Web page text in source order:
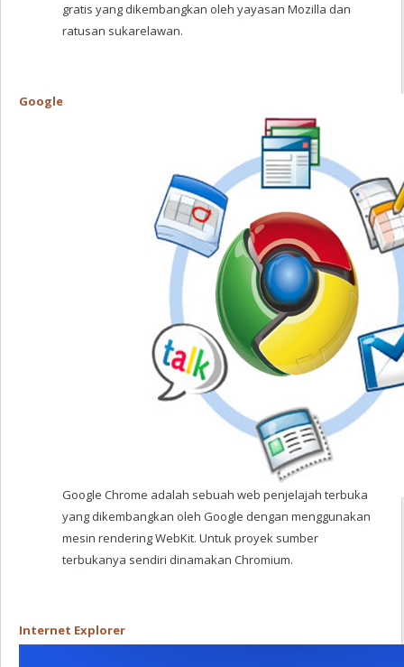
gratis yang dikembangkan oleh yayasan Mozilla dan
ratusan sukarelawan.
Google Chrome
Google Chrome adalah sebuah web penjelajah terbuka
yang dikembangkan oleh Google dengan menggunakan
mesin rendering WebKit. Untuk proyek sumber
terbukanya sendiri dinamakan Chromium.
Internet Explorer